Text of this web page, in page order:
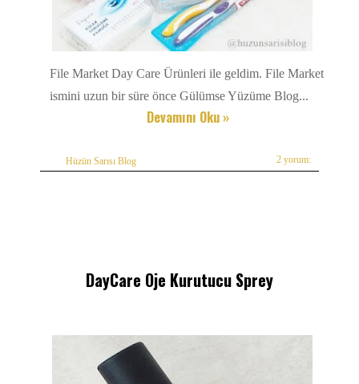
File Market Day Care Ürünleri ile geldim. File Market
ismini uzun bir süre önce Gülümse Yüzüme Blog...
Devamını Oku »
Hüzün Sarısı Blog 2 yorum:
DayCare Oje Kurutucu Sprey